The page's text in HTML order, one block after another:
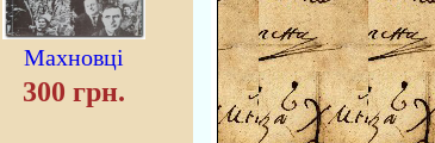
Махновці
300 грн.